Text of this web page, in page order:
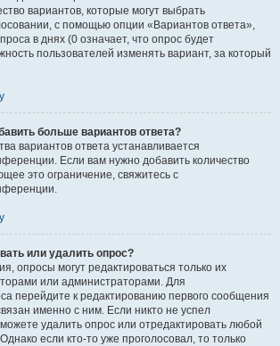
вариантов, которые могут выбрать
с помощью опции «Вариантов ответа»,
в днях (0 означает, что опрос будет
пользователей изменять вариант, за который
больше вариантов ответа?
вариантов ответа устанавливается
Если вам нужно добавить количество
это ограничение, свяжитесь с
или удалить опрос?
опросы могут редактироваться только их
или администраторами. Для
перейдите к редактированию первого сообщения
именно с ним. Если никто не успел
удалить опрос или отредактировать любой
если кто-то уже проголосовал, то только